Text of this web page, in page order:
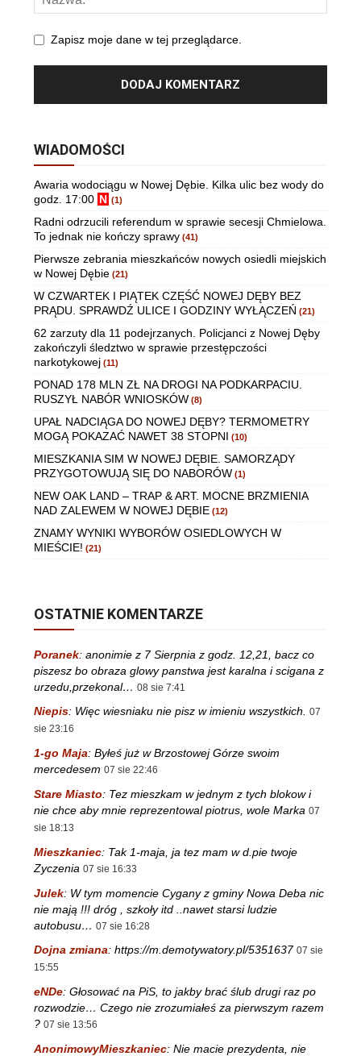
Zapisz moje dane w tej przeglądarce.
WIADOMOŚCI
Awaria wodociągu w Nowej Dębie. Kilka ulic bez wody do
godz. 17:00 N (1)
Radni odrzucili referendum w sprawie secesji Chmielowa.
To jednak nie kończy sprawy (41)
Pierwsze zebrania mieszkańców nowych osiedli miejskich
w Nowej Dębie (21)
W CZWARTEK I PIĄTEK CZĘŚĆ NOWEJ DĘBY BEZ
PRĄDU. SPRAWDŹ ULICE I GODZINY WYŁĄCZEŃ (21)
62 zarzuty dla 11 podejrzanych. Policjanci z Nowej Dęby
zakończyli śledztwo w sprawie przestępczości
narkotykowej (11)
PONAD 178 MLN ZŁ NA DROGI NA PODKARPACIU.
RUSZYŁ NABÓR WNIOSKÓW (8)
UPAŁ NADCIĄGA DO NOWEJ DĘBY? TERMOMETRY
MOGĄ POKAZAĆ NAWET 38 STOPNI (10)
MIESZKANIA SIM W NOWEJ DĘBIE. SAMORZĄDY
PRZYGOTOWUJĄ SIĘ DO NABORÓW (1)
NEW OAK LAND – TRAP & ART. MOCNE BRZMIENIA
NAD ZALEWEM W NOWEJ DĘBIE (12)
ZNAMY WYNIKI WYBORÓW OSIEDLOWYCH W
MIEŚCIE! (21)
OSTATNIE KOMENTARZE
Poranek: anonimie z 7 Sierpnia z godz. 12,21, bacz co
piszesz bo obraza glowy panstwa jest karalna i scigana z
urzedu,przekonal… 08 sie 7:41
Niepis: Więc wiesniaku nie pisz w imieniu wszystkich. 07
sie 23:16
1-go Maja: Byłeś już w Brzostowej Górze swoim
mercedesem 07 sie 22:46
Stare Miasto: Tez mieszkam w jednym z tych blokow i
nie chce aby mnie reprezentowal piotrus, wole Marka 07
sie 18:13
Mieszkaniec: Tak 1-maja, ja tez mam w d.pie twoje
Zyczenia 07 sie 16:33
Julek: W tym momencie Cygany z gminy Nowa Deba nic
nie mają !!! dróg , szkoły itd ..nawet starsi ludzie
autobusu… 07 sie 16:28
Dojna zmiana: https://m.demotywatory.pl/5351637 07 sie
15:55
eNDe: Głosować na PiS, to jakby brać ślub drugi raz po
rozwodzie… Czego nie zrozumiałeś za pierwszym razem
? 07 sie 13:56
AnonimowyMieszkaniec: Nie macie prezydenta, nie